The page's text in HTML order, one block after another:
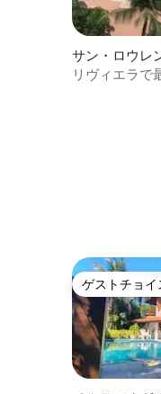
サン・ロウレ
ニアム
リヴィエラで
ゲストチョイ
ゲストチョイ